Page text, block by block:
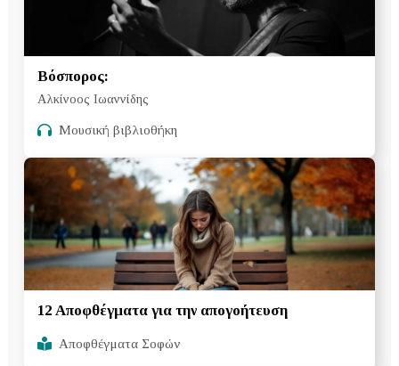
Βόσπορος:
Αλκίνοος Ιωαννίδης
Μουσική βιβλιοθήκη
12 Αποφθέγματα για την απογοήτευση
Αποφθέγματα Σοφών